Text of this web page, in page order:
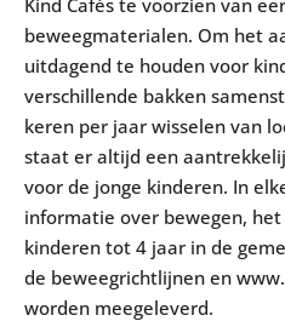
beweegmaterialen. Om het
uitdagend te houden voor
verschillende bakken
keren per jaar wisselen van
staat er altijd een
voor de jonge kinderen. In
informatie over bewegen,
kinderen tot 4 jaar in de
de beweegrichtlijnen en
worden meegeleverd.